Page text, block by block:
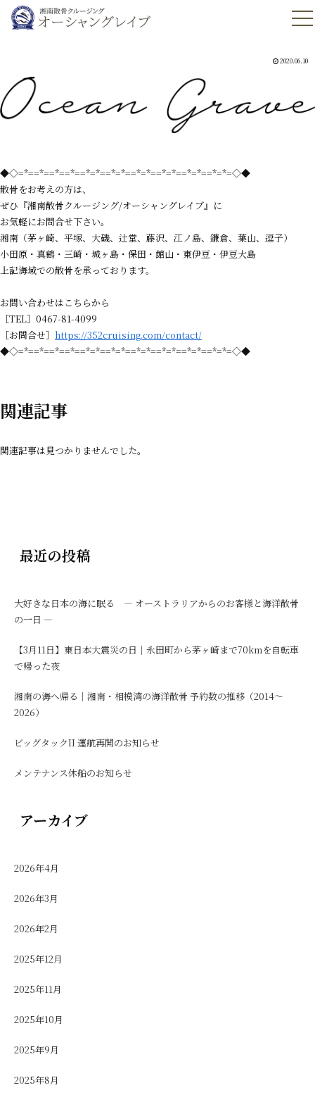
2020.06.10
◆◇=*==*==*==*==*=*==*=*==*=*==*=*==*=*==*=*=◇◆
散骨をお考えの方は、
ぜひ『湘南散骨クルージング/オーシャングレイブ』に
お気軽にお問合せ下さい。
湘南（茅ヶ崎、平塚、大磯、辻堂、藤沢、江ノ島、鎌倉、葉山、逗子）
小田原・真鶴・三崎・城ヶ島・保田・館山・東伊豆・伊豆大島
上記海域での散骨を承っております。
お問い合わせはこちらから
［TEL］0467-81-4099
［お問合せ］ https://352cruising.com/contact/
◆◇=*==*==*==*==*=*==*=*==*=*==*=*==*=*==*=*=◇◆
関連記事
関連記事は見つかりませんでした。
最近の投稿
大好きな日本の海に眠る ― オーストラリアからのお客様と海洋散骨
の一日 ―
【3月11日】東日本大震災の日｜永田町から茅ヶ崎まで70kmを自転車
で帰った夜
湘南の海へ帰る｜湘南・相模湾の海洋散骨 予約数の推移（2014〜
2026）
ビッグタックII 運航再開のお知らせ
メンテナンス休船のお知らせ
アーカイブ
2026年4月
2026年3月
2026年2月
2025年12月
2025年11月
2025年10月
2025年9月
2025年8月